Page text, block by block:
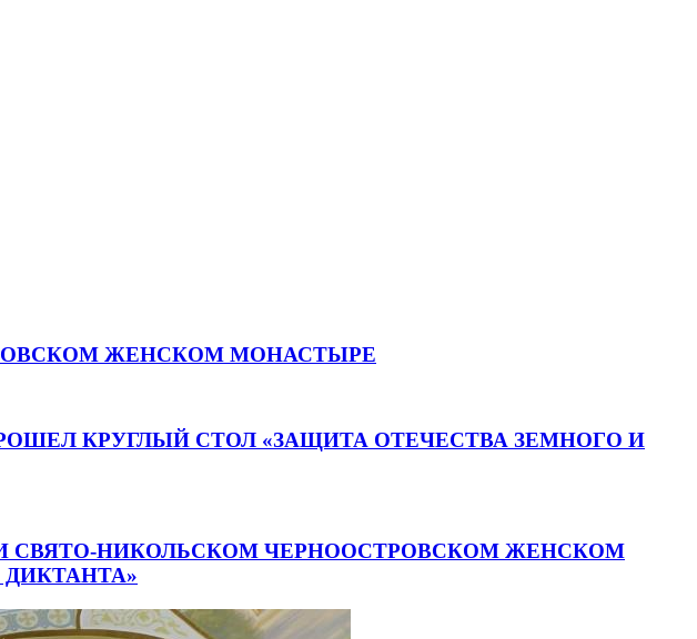
ЖЕНСКОМ МОНАСТЫРЕ
КРУГЛЫЙ СТОЛ «ЗАЩИТА ОТЕЧЕСТВА ЗЕМНОГО И
СВЯТО-НИКОЛЬСКОМ ЧЕРНООСТРОВСКОМ ЖЕНСКОМ